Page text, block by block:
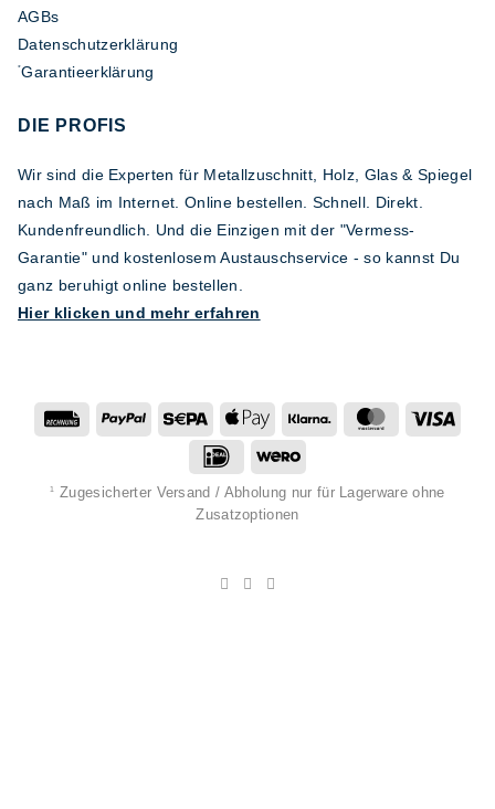
AGBs
Datenschutzerklärung
*Garantieerklärung
DIE PROFIS
Wir sind die Experten für Metallzuschnitt, Holz, Glas & Spiegel
nach Maß im Internet. Online bestellen. Schnell. Direkt.
Kundenfreundlich. Und die Einzigen mit der "Vermess-
Garantie" und kostenlosem Austauschservice - so kannst Du
ganz beruhigt online bestellen.
Hier klicken und mehr erfahren
RechungPayPal Sepa
Apple
Pay
Klarna MasterCard
IDeal Wero
1
Zugesicherter Versand / Abholung nur für Lagerware ohne
Zusatzoptionen